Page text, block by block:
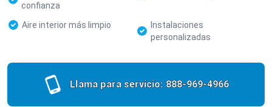
confianza
Aire interior más limpio
Instalaciones
personalizadas
Llama para servicio: 888-969-4966